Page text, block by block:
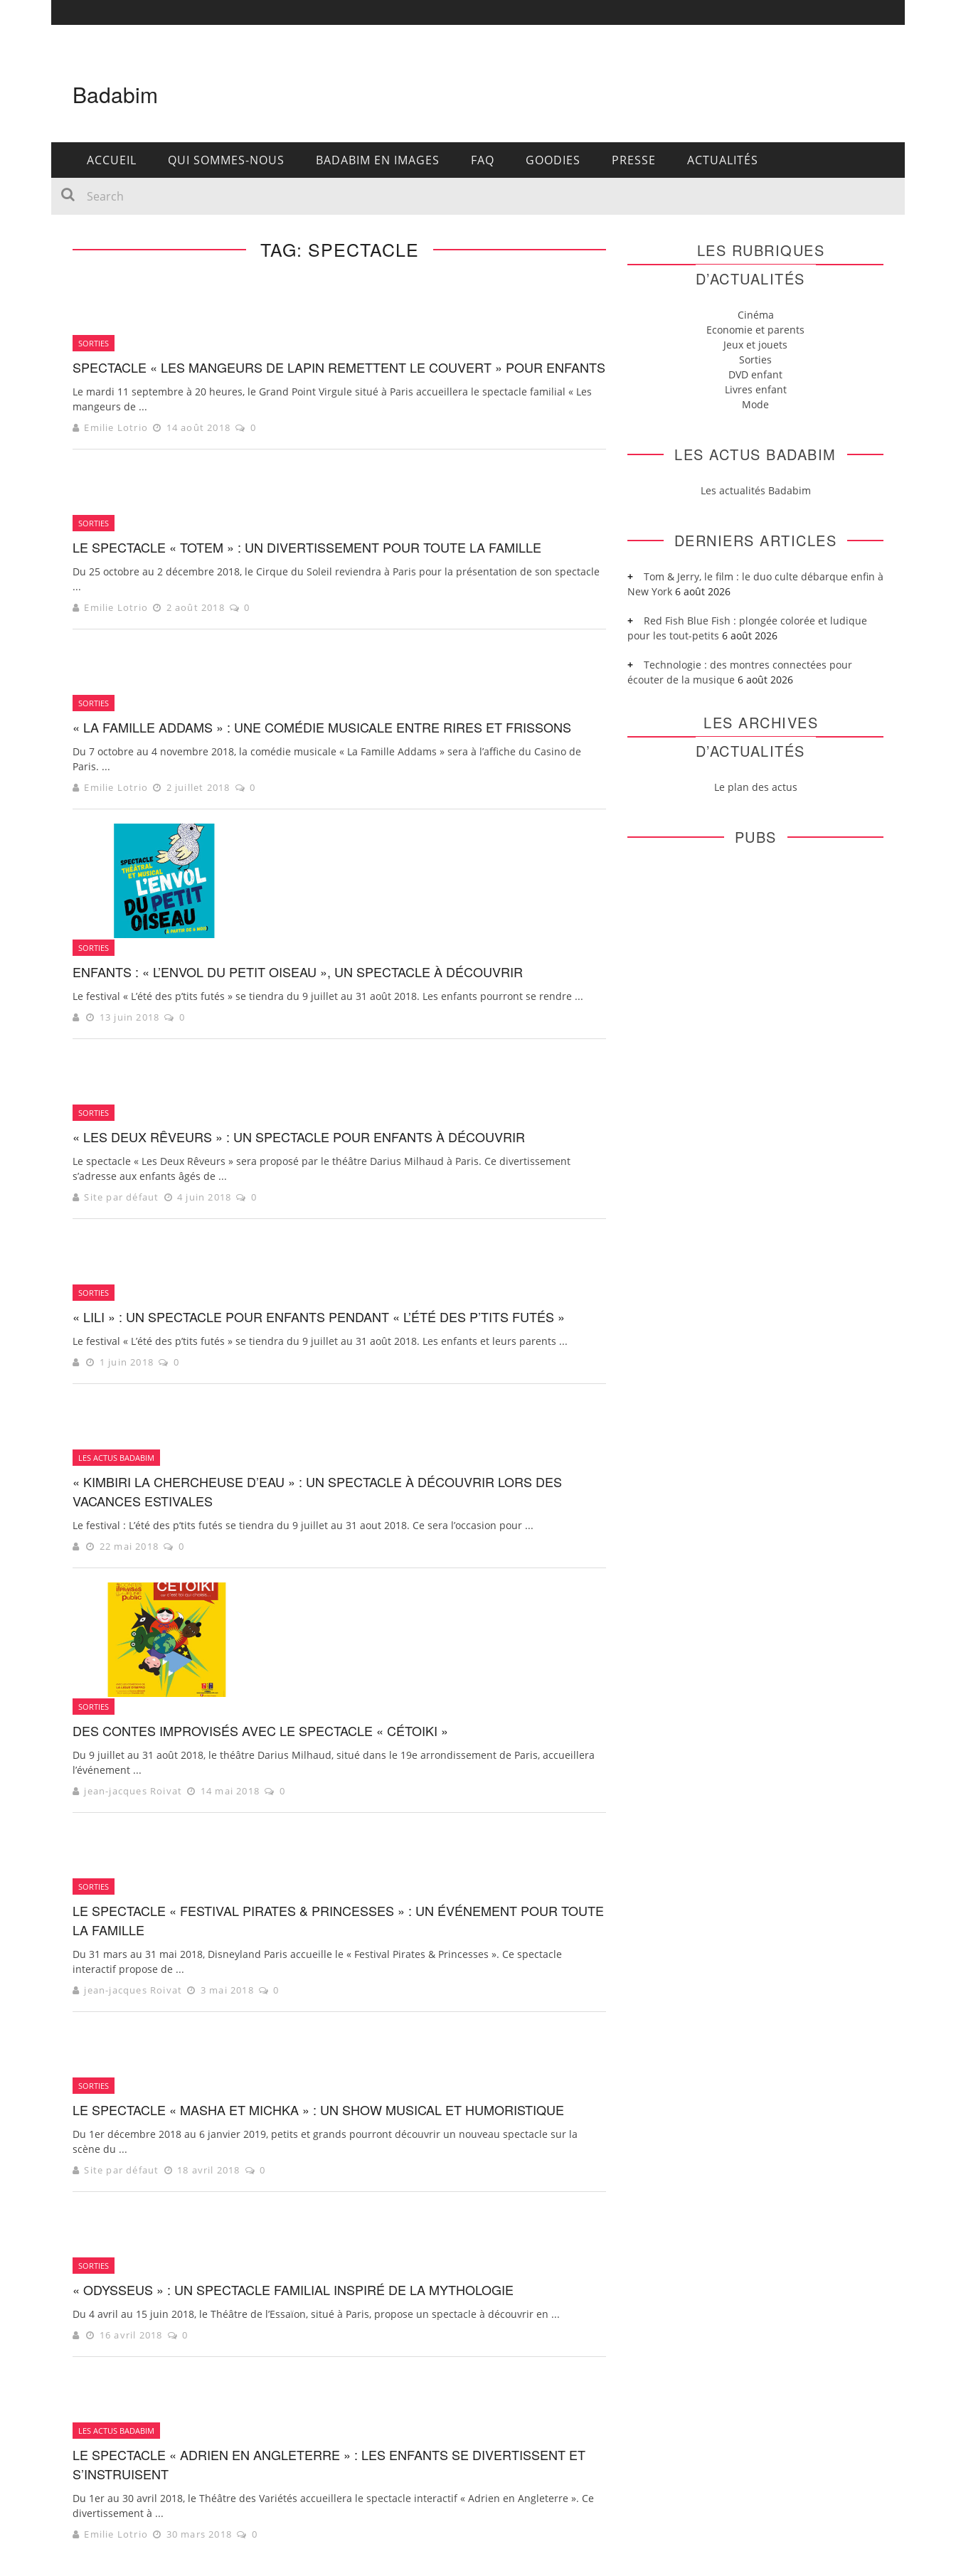
Badabim
ACCUEIL QUI SOMMES-NOUS BADABIM EN IMAGES FAQ GOODIES PRESSE ACTUALITÉS
TAG: SPECTACLE
SORTIES
SPECTACLE « LES MANGEURS DE LAPIN REMETTENT LE COUVERT » POUR ENFANTS
Le mardi 11 septembre à 20 heures, le Grand Point Virgule situé à Paris accueillera le spectacle familial « Les
mangeurs de ...
Emilie Lotrio 14 août 2018 0
SORTIES
LE SPECTACLE « TOTEM » : UN DIVERTISSEMENT POUR TOUTE LA FAMILLE
Du 25 octobre au 2 décembre 2018, le Cirque du Soleil reviendra à Paris pour la présentation de son spectacle
...
Emilie Lotrio 2 août 2018 0
SORTIES
« LA FAMILLE ADDAMS » : UNE COMÉDIE MUSICALE ENTRE RIRES ET FRISSONS
Du 7 octobre au 4 novembre 2018, la comédie musicale « La Famille Addams » sera à l’affiche du Casino de
Paris. ...
Emilie Lotrio 2 juillet 2018 0
SORTIES
ENFANTS : « L’ENVOL DU PETIT OISEAU », UN SPECTACLE À DÉCOUVRIR
Le festival « L’été des p’tits futés » se tiendra du 9 juillet au 31 août 2018. Les enfants pourront se rendre ...
13 juin 2018 0
SORTIES
« LES DEUX RÊVEURS » : UN SPECTACLE POUR ENFANTS À DÉCOUVRIR
Le spectacle « Les Deux Rêveurs » sera proposé par le théâtre Darius Milhaud à Paris. Ce divertissement
s’adresse aux enfants âgés de ...
Site par défaut 4 juin 2018 0
SORTIES
« LILI » : UN SPECTACLE POUR ENFANTS PENDANT « L’ÉTÉ DES P’TITS FUTÉS »
Le festival « L’été des p’tits futés » se tiendra du 9 juillet au 31 août 2018. Les enfants et leurs parents ...
1 juin 2018 0
LES ACTUS BADABIM
« KIMBIRI LA CHERCHEUSE D’EAU » : UN SPECTACLE À DÉCOUVRIR LORS DES
VACANCES ESTIVALES
Le festival : L’été des p’tits futés se tiendra du 9 juillet au 31 aout 2018. Ce sera l’occasion pour ...
22 mai 2018 0
SORTIES
DES CONTES IMPROVISÉS AVEC LE SPECTACLE « CÉTOIKI »
Du 9 juillet au 31 août 2018, le théâtre Darius Milhaud, situé dans le 19e arrondissement de Paris, accueillera
l’événement ...
jean-jacques Roivat 14 mai 2018 0
SORTIES
LE SPECTACLE « FESTIVAL PIRATES & PRINCESSES » : UN ÉVÉNEMENT POUR TOUTE
LA FAMILLE
Du 31 mars au 31 mai 2018, Disneyland Paris accueille le « Festival Pirates & Princesses ». Ce spectacle
interactif propose de ...
jean-jacques Roivat 3 mai 2018 0
SORTIES
LE SPECTACLE « MASHA ET MICHKA » : UN SHOW MUSICAL ET HUMORISTIQUE
Du 1er décembre 2018 au 6 janvier 2019, petits et grands pourront découvrir un nouveau spectacle sur la
scène du ...
Site par défaut 18 avril 2018 0
SORTIES
« ODYSSEUS » : UN SPECTACLE FAMILIAL INSPIRÉ DE LA MYTHOLOGIE
Du 4 avril au 15 juin 2018, le Théâtre de l’Essaïon, situé à Paris, propose un spectacle à découvrir en ...
16 avril 2018 0
LES ACTUS BADABIM
LE SPECTACLE « ADRIEN EN ANGLETERRE » : LES ENFANTS SE DIVERTISSENT ET
S’INSTRUISENT
Du 1er au 30 avril 2018, le Théâtre des Variétés accueillera le spectacle interactif « Adrien en Angleterre ». Ce
divertissement à ...
Emilie Lotrio 30 mars 2018 0
LES RUBRIQUES
D’ACTUALITÉS
Cinéma
Economie et parents
Jeux et jouets
Sorties
DVD enfant
Livres enfant
Mode
LES ACTUS BADABIM
Les actualités Badabim
DERNIERS ARTICLES
Tom & Jerry, le film : le duo culte débarque enfin à
New York 6 août 2026
Red Fish Blue Fish : plongée colorée et ludique
pour les tout-petits 6 août 2026
Technologie : des montres connectées pour
écouter de la musique 6 août 2026
LES ARCHIVES
D’ACTUALITÉS
Le plan des actus
PUBS